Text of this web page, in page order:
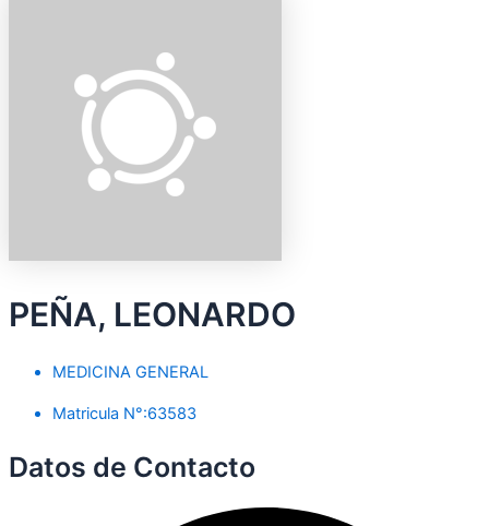
PEÑA, LEONARDO
MEDICINA GENERAL
Matricula N°:63583
Datos de Contacto